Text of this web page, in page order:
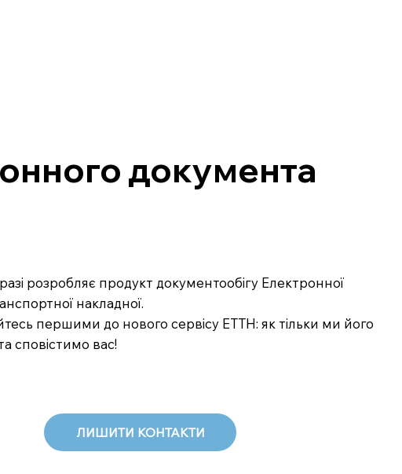
документа
розробляє продукт документообігу Електронної
накладної.
першими до нового сервісу ЕТТН: як тільки ми його
сповістимо вас!
ЛИШИТИ КОНТАКТИ